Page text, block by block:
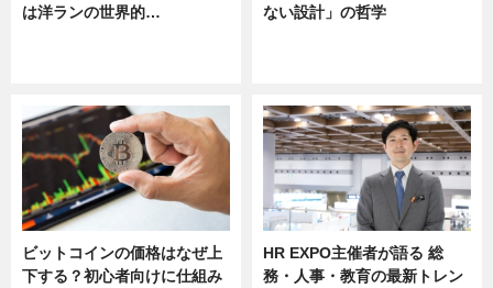
は洋ランの世界的…
ない設計」の哲学
ビットコインの価格はなぜ上
下する？初心者向けに仕組み
HR EXPO主催者が語る 総
務・人事・教育の最新トレン